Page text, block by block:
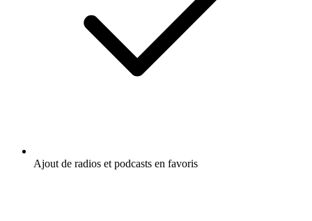
Ajout de radios et podcasts en favoris